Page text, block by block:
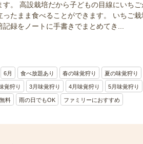
。 高設栽培だから子どもの目線にいちご
たまま食べることができます。 いちご栽
録をノートに手書きでまとめてき...
6月 食べ放題あり 春の味覚狩り 夏の味覚狩り
覚狩り 3月味覚狩り 4月味覚狩り 5月味覚狩り
料 雨の日でもOK ファミリーにおすすめ